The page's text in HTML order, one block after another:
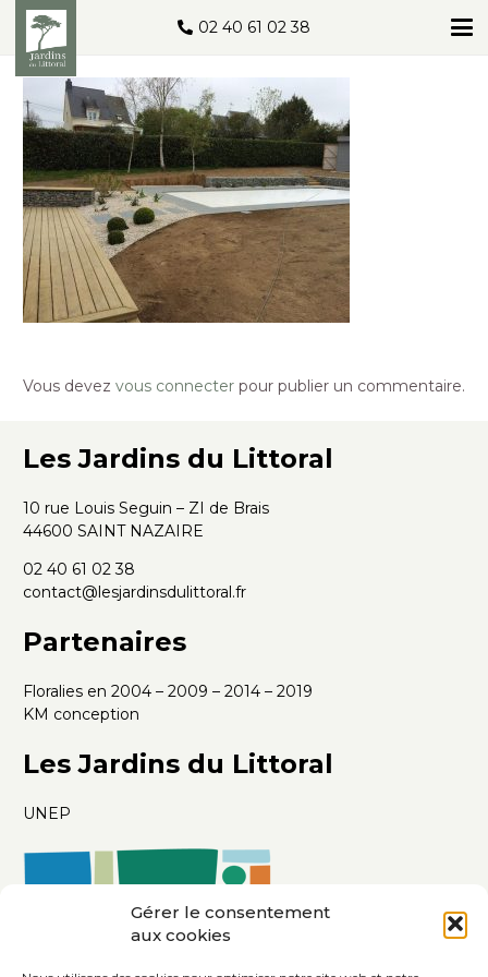
Gérer le consentement
aux cookies
02 40 61 02 38
Vous devez vous connecter pour publier un commentaire.
Les Jardins du Littoral
10 rue Louis Seguin – ZI de Brais
44600 SAINT NAZAIRE
02 40 61 02 38
contact@lesjardinsdulittoral.fr
Partenaires
Floralies en 2004 – 2009 – 2014 – 2019
KM conception
Les Jardins du Littoral
UNEP